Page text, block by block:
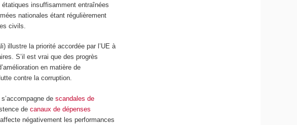
insuffisamment entraînées
nationales étant régulièrement
civils.
illustre la priorité accordée par l’UE à
S’il est vrai que des progrès
en matière de
contre la corruption.
descandales de
decanaux de dépenses
affecte négativement les performances